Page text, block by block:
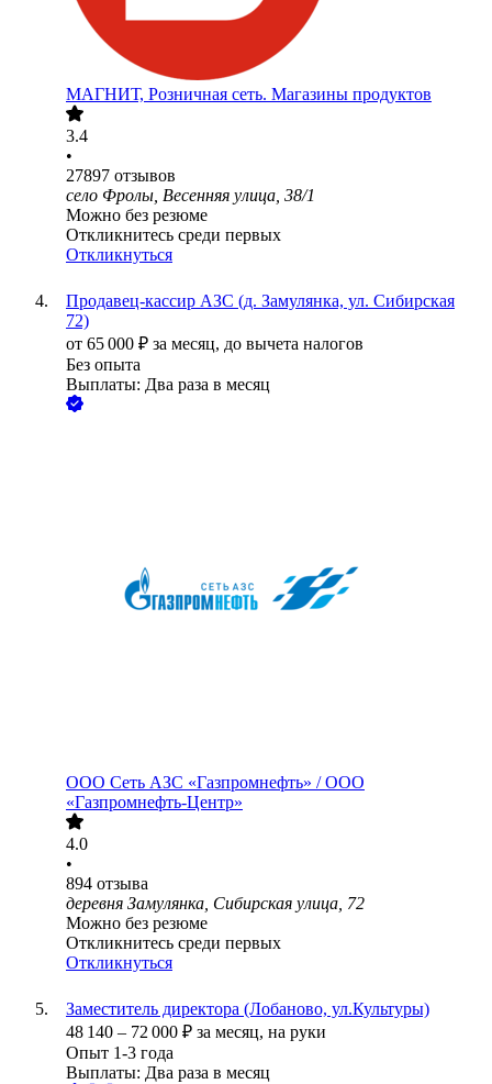
МАГНИТ, Розничная сеть. Магазины продуктов
3.4
•
27897 отзывов
село Фролы, Весенняя улица, 38/1
Можно без резюме
Откликнитесь среди первых
Откликнуться
Продавец-кассир АЗС (д. Замулянка, ул. Сибирская
72)
от 65 000 ₽ за месяц, до вычета налогов
Без опыта
Выплаты: Два раза в месяц
ООО Сеть АЗС «Газпромнефть» / ООО
«Газпромнефть-Центр»
4.0
•
894 отзыва
деревня Замулянка, Сибирская улица, 72
Можно без резюме
Откликнитесь среди первых
Откликнуться
Заместитель директора (Лобаново, ул.Культуры)
48 140 – 72 000 ₽ за месяц, на руки
Опыт 1-3 года
Выплаты: Два раза в месяц